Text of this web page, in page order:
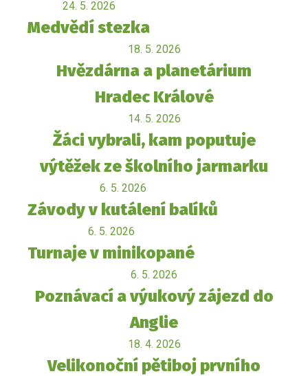
24. 5. 2026
Medvědí stezka
18. 5. 2026
Hvězdárna a planetárium
Hradec Králové
14. 5. 2026
Žáci vybrali, kam poputuje
výtěžek ze školního jarmarku
6. 5. 2026
Závody v kutálení balíků
6. 5. 2026
Turnaje v minikopané
6. 5. 2026
Poznávací a výukový zájezd do
Anglie
18. 4. 2026
Velikonoční pětiboj prvního